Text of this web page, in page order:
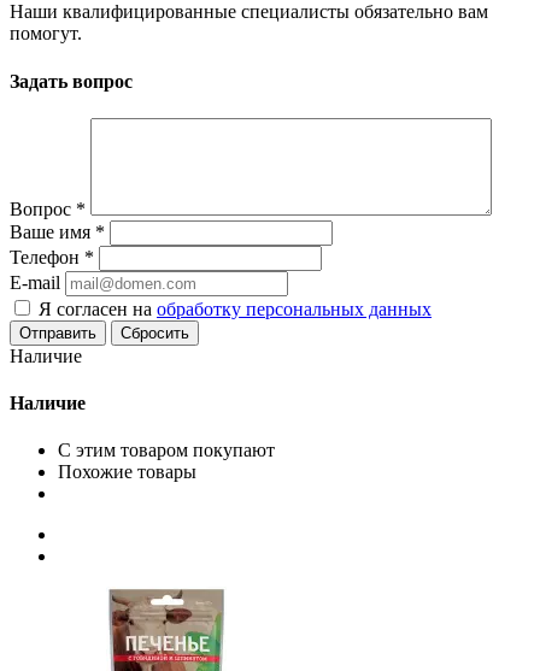
Наши квалифицированные специалисты обязательно вам
помогут.
Задать вопрос
Вопрос *
Ваше имя *
Телефон *
E-mail
Я согласен на обработку персональных данных
Сбросить
Наличие
Наличие
С этим товаром покупают
Похожие товары